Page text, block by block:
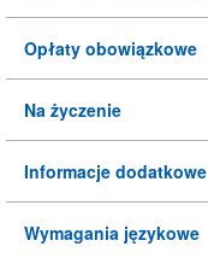
Opłaty obowiązkowe
Na życzenie
Informacje dodatkowe
Wymagania językowe